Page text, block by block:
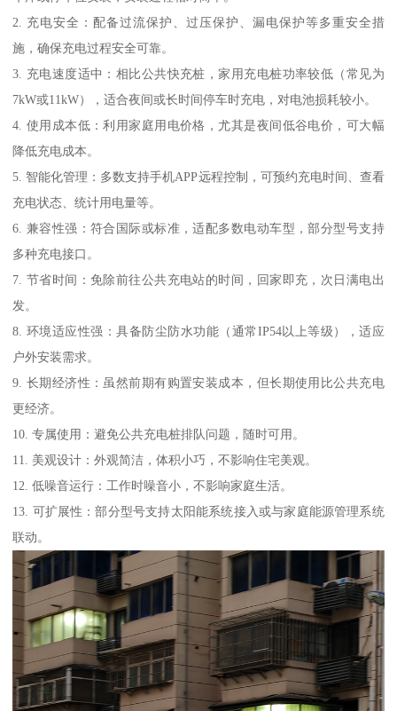
2. 充电安全：配备过流保护、过压保护、漏电保护等多重安全措
施，确保充电过程安全可靠。
3. 充电速度适中：相比公共快充桩，家用充电桩功率较低（常见为
7kW或11kW），适合夜间或长时间停车时充电，对电池损耗较小。
4. 使用成本低：利用家庭用电价格，尤其是夜间低谷电价，可大幅
降低充电成本。
5. 智能化管理：多数支持手机APP远程控制，可预约充电时间、查看
充电状态、统计用电量等。
6. 兼容性强：符合国际或标准，适配多数电动车型，部分型号支持
多种充电接口。
7. 节省时间：免除前往公共充电站的时间，回家即充，次日满电出
发。
8. 环境适应性强：具备防尘防水功能（通常IP54以上等级），适应
户外安装需求。
9. 长期经济性：虽然前期有购置安装成本，但长期使用比公共充电
更经济。
10. 专属使用：避免公共充电桩排队问题，随时可用。
11. 美观设计：外观简洁，体积小巧，不影响住宅美观。
12. 低噪音运行：工作时噪音小，不影响家庭生活。
13. 可扩展性：部分型号支持太阳能系统接入或与家庭能源管理系统
联动。